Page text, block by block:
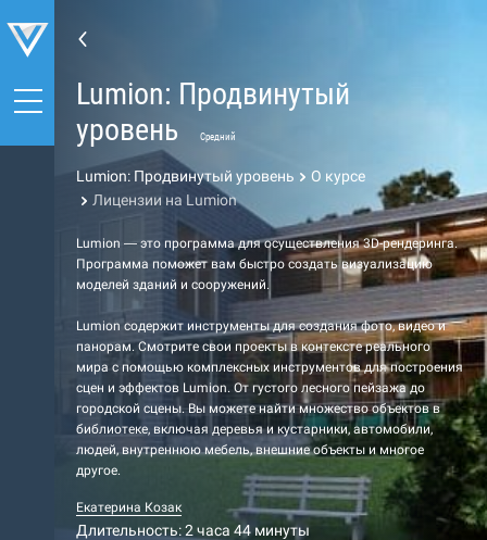
Lumion: Продвинутый
уровень
Средний
Lumion: Продвинутый уровень
О курсе
Лицензии на Lumion
Lumion — это программа для осуществления 3D-рендеринга.
Программа поможет вам быстро создать визуализацию
моделей зданий и сооружений.
Lumion содержит инструменты для создания фото, видео и
панорам. Смотрите свои проекты в контексте реального
мира с помощью комплексных инструментов для построения
сцен и эффектов Lumion. От густого лесного пейзажа до
городской сцены. Вы можете найти множество объектов в
библиотеке, включая деревья и кустарники, автомобили,
людей, внутреннюю мебель, внешние объекты и многое
другое.
Екатерина Козак
Длительность: 2 часа 44 минуты